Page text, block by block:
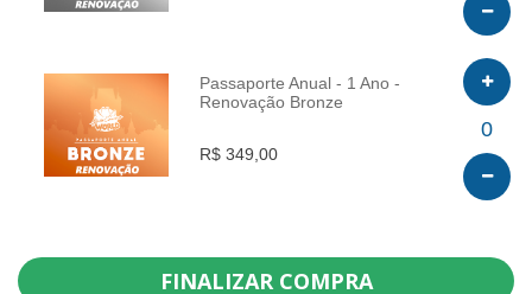
INFO
Passaporte Anual - 1 Ano -
Renovação Bronze
R$ 349,00
0
FINALIZAR COMPRA